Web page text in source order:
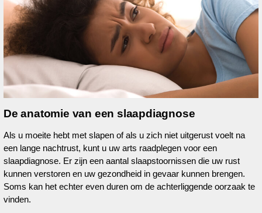
De anatomie van een slaapdiagnose
Als u moeite hebt met slapen of als u zich niet uitgerust voelt na
een lange nachtrust, kunt u uw arts raadplegen voor een
slaapdiagnose. Er zijn een aantal slaapstoornissen die uw rust
kunnen verstoren en uw gezondheid in gevaar kunnen brengen.
Soms kan het echter even duren om de achterliggende oorzaak te
vinden.